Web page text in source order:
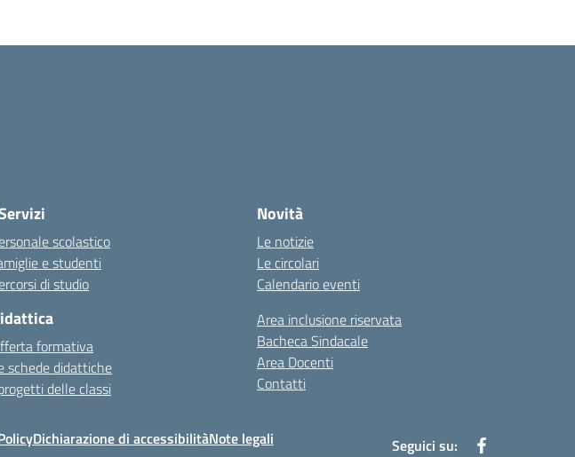
scolastico
e studenti
di studio
formativa
schede didattiche
delle classi
Novità
Le notizie
Le circolari
Calendario eventi
Area inclusione riservata
Bacheca Sindacale
Area Docenti
Contatti
Dichiarazione di accessibilitàNote legali Seguici su: